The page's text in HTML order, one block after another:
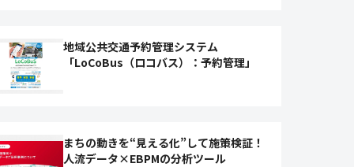
地域公共交通予約管理システム
「LoCoBus（ロコバス）：予約管理」
まちの動きを“見える化”して施策検証！
人流データ×EBPMの分析ツール